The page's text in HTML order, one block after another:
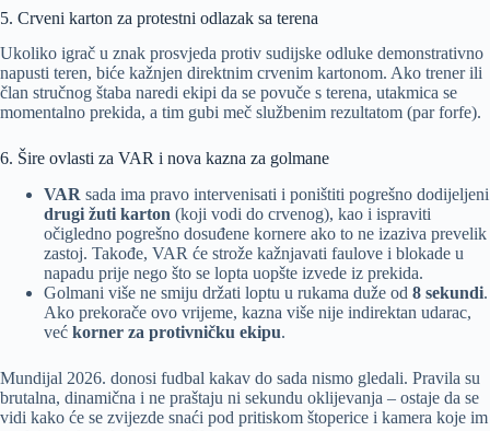
5. Crveni karton za protestni odlazak sa terena
Ukoliko igrač u znak prosvjeda protiv sudijske odluke demonstrativno
napusti teren, biće kažnjen direktnim crvenim kartonom. Ako trener ili
član stručnog štaba naredi ekipi da se povuče s terena, utakmica se
momentalno prekida, a tim gubi meč službenim rezultatom (par forfe).
6. Šire ovlasti za VAR i nova kazna za golmane
VAR sada ima pravo intervenisati i poništiti pogrešno dodijeljeni
drugi žuti karton (koji vodi do crvenog), kao i ispraviti
očigledno pogrešno dosuđene kornere ako to ne izaziva prevelik
zastoj. Takođe, VAR će strože kažnjavati faulove i blokade u
napadu prije nego što se lopta uopšte izvede iz prekida.
Golmani više ne smiju držati loptu u rukama duže od 8 sekundi.
Ako prekorače ovo vrijeme, kazna više nije indirektan udarac,
već korner za protivničku ekipu.
Mundijal 2026. donosi fudbal kakav do sada nismo gledali. Pravila su
brutalna, dinamična i ne praštaju ni sekundu oklijevanja – ostaje da se
vidi kako će se zvijezde snaći pod pritiskom štoperice i kamera koje im